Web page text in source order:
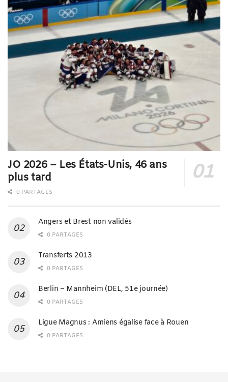
JO 2026 – Les États-Unis, 46 ans
plus tard
0 PARTAGES
Angers et Brest non validés
0 PARTAGES
Transferts 2013
0 PARTAGES
Berlin – Mannheim (DEL, 51e journée)
0 PARTAGES
Ligue Magnus : Amiens égalise face à Rouen
0 PARTAGES